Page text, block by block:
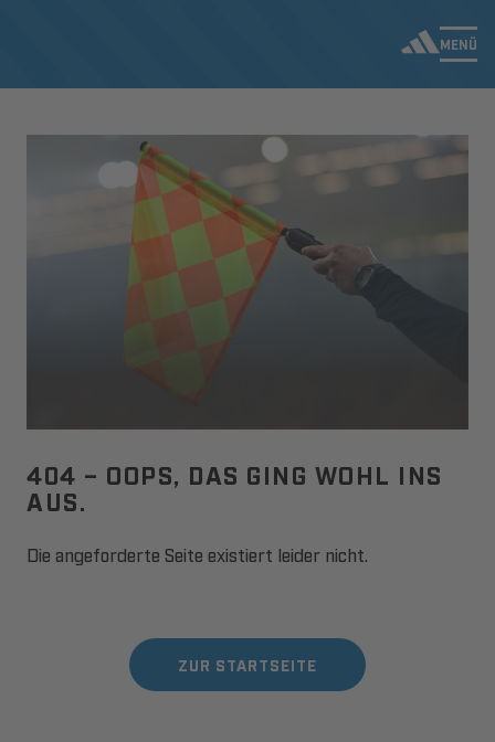
MENÜ
404 – OOPS, DAS GING WOHL INS
AUS.
Die angeforderte Seite existiert leider nicht.
ZUR STARTSEITE